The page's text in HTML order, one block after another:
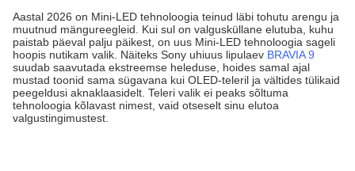
Aastal 2026 on Mini-LED tehnoloogia teinud läbi tohutu arengu ja
muutnud mängureegleid. Kui sul on valgusküllane elutuba, kuhu
paistab päeval palju päikest, on uus Mini-LED tehnoloogia sageli
hoopis nutikam valik. Näiteks Sony uhiuus lipulaev BRAVIA 9
suudab saavutada ekstreemse heleduse, hoides samal ajal
mustad toonid sama sügavana kui OLED-teleril ja vältides tülikaid
peegeldusi aknaklaasidelt. Teleri valik ei peaks sõltuma
tehnoloogia kõlavast nimest, vaid otseselt sinu elutoa
valgustingimustest.